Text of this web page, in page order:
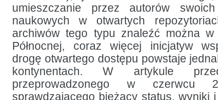
umieszczanie przez autorów
naukowych w otwartych
archiwów tego typu znaleźć można
Północnej, coraz więcej inicjatyw
drogę otwartego dostępu powstaje
kontynentach. W artykule
przeprowadzonego w czerwcu
sprawdzającego bieżący status, wyniki